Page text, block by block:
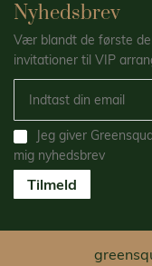
Nyhedsbrev
Vær blandt de første
invitationer til VIP
Jeg giver
mig nyhedsbrev
Tilmeld